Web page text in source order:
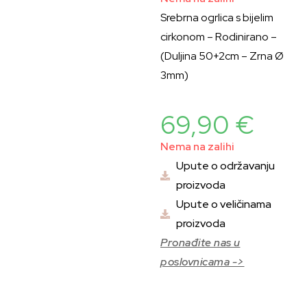
Srebrna ogrlica s bijelim
cirkonom – Rodinirano –
(Duljina 50+2cm – Zrna Ø
3mm)
69,90 €
Nema na zalihi
Upute o održavanju
proizvoda
Upute o veličinama
proizvoda
Pronađite nas u
poslovnicama ->